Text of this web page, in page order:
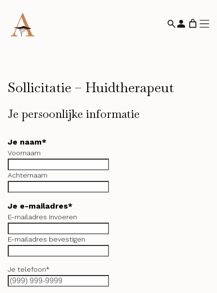
Sollicitatie – Huidtherapeut
Je persoonlijke informatie
Je naam*
Voornaam
Achternaam
Je e-mailadres*
E-mailadres invoeren
E-mailadres bevestigen
Je telefoon*